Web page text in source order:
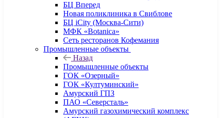
БЦ Вперед
Новая поликлиника в Свиблове
БЦ iCity (Москва-Сити)
МФК «Botanica»
Сеть ресторанов Кофемания
Промышленные объекты
Назад
Промышленные объекты
ГОК «Озерный»
ГОК «Култуминский»
Амурский ГПЗ
ПАО «Северсталь»
Амурский газохимический комплекс